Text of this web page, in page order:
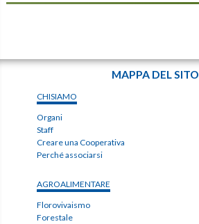
MAPPA DEL SITO
CHISIAMO
Organi
Staff
Creare una Cooperativa
Perché associarsi
AGROALIMENTARE
Florovivaismo
Forestale